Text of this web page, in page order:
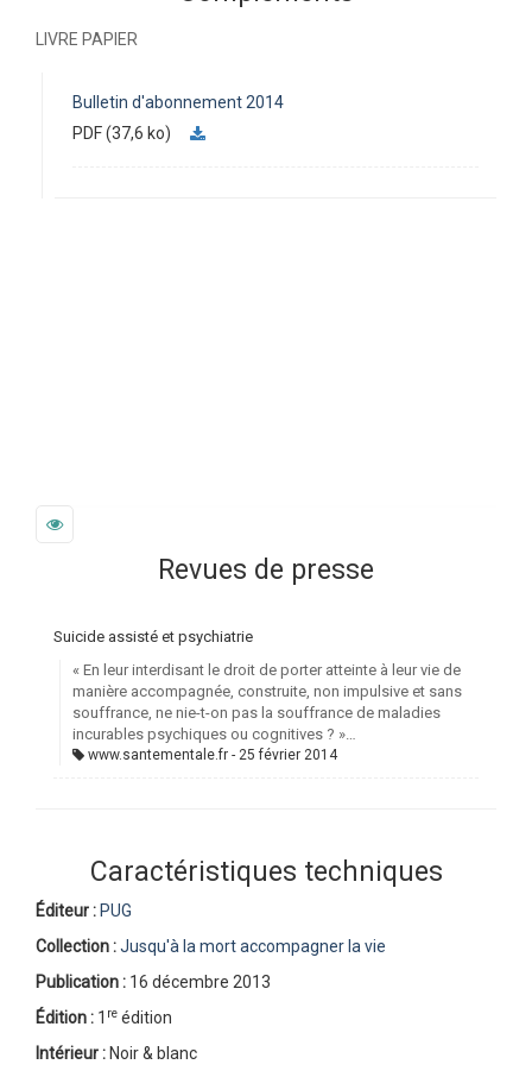
LIVRE PAPIER
Bulletin d'abonnement 2014
PDF (37,6 ko)
Revues de presse
Suicide assisté et psychiatrie
« En leur interdisant le droit de porter atteinte à leur vie de
manière accompagnée, construite, non impulsive et sans
souffrance, ne nie-t-on pas la souffrance de maladies
incurables psychiques ou cognitives ? »…
www.santementale.fr 25 février 2014
Caractéristiques techniques
Éditeur : PUG
Collection :Jusqu'à la mort accompagner la vie
Publication : 16 décembre 2013
Édition : 1 re édition
Intérieur : Noir & blanc